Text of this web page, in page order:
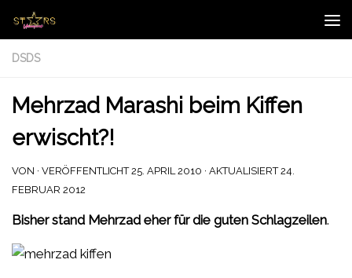
Zum Inhalt springen
DSDS
Mehrzad Marashi beim Kiffen
erwischt?!
VON · VERÖFFENTLICHT25. APRIL 2010 · AKTUALISIERT24.
FEBRUAR 2012
Bisher stand Mehrzad eher für die guten Schlagzeilen.